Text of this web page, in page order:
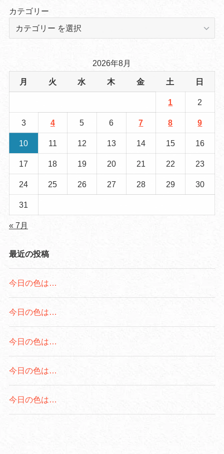
カテゴリー
2026年8月
月 火 水 木 金 土 日
1 2
3 4 5 6 7 8 9
10 11 12 13 14 15 16
17 18 19 20 21 22 23
24 25 26 27 28 29 30
31
« 7月
最近の投稿
今日の色は…
今日の色は…
今日の色は…
今日の色は…
今日の色は…